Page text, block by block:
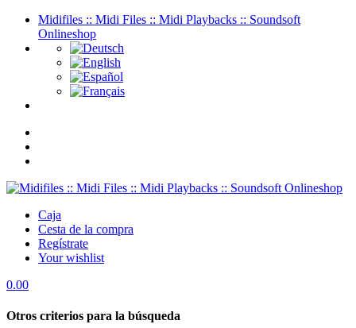
Midifiles :: Midi Files :: Midi Playbacks :: Soundsoft
Onlineshop
Caja
Cesta de la compra
Regístrate
Your wishlist
0.00
Otros criterios para la búsqueda